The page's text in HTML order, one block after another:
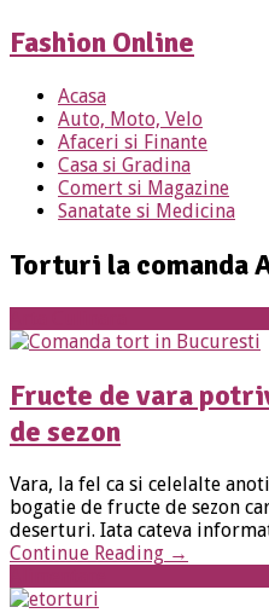
Fashion Online
Acasa
Auto, Moto, Velo
Afaceri si Finante
Casa si Gradina
Comert si Magazine
Sanatate si Medicina
Torturi la comanda
Fructe de vara
de sezon
Vara, la fel ca si celelalte
bogatie de fructe de sezon
deserturi. Iata cateva
Continue Reading →